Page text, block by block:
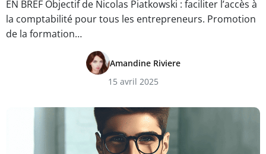
EN BREF Objectif de Nicolas Piatkowski : faciliter l’accès à
la comptabilité pour tous les entrepreneurs. Promotion
de la formation…
Amandine Riviere
15 avril 2025